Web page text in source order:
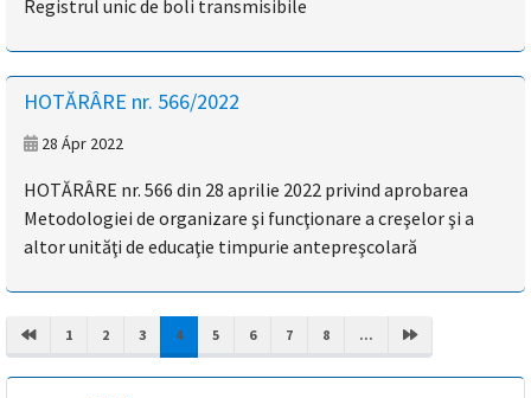
Registrul unic de boli transmisibile
HOTĂRÂRE nr. 566/2022
28 Ápr 2022
HOTĂRÂRE nr. 566 din 28 aprilie 2022 privind aprobarea
Metodologiei de organizare şi funcţionare a creşelor şi a
altor unităţi de educaţie timpurie antepreşcolară
1 2 3 4(CURRENT)
5 6 7 8 ...